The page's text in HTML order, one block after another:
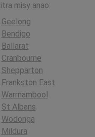
misy anao:
Geelong
Bendigo
Ballarat
Cranbourne
Shepparton
Frankston East
Warrnambool
St Albans
Wodonga
Mildura